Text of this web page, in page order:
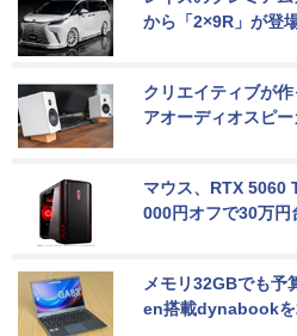
から「2×9R」が登
クリエイティブが
アオーディオスピー
マウス、RTX 5060
000円オフで30万円
メモリ32GBでも予
en搭載dynabookを